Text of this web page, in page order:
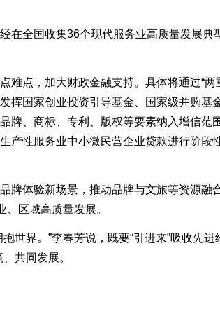
全国收集36个现代服务业高质量发展典
，加大财政金融支持。具体将通过“两
挥国家创业投资引导基金、国家级并购基
牌、商标、专利、版权等要素纳入增信范
产性服务业中小微民营企业贷款进行阶段
体验新场景，推动品牌与文旅等资源融
区域高质量发展。
界。”李春芳说，既要“引进来”吸收先进
共同发展。